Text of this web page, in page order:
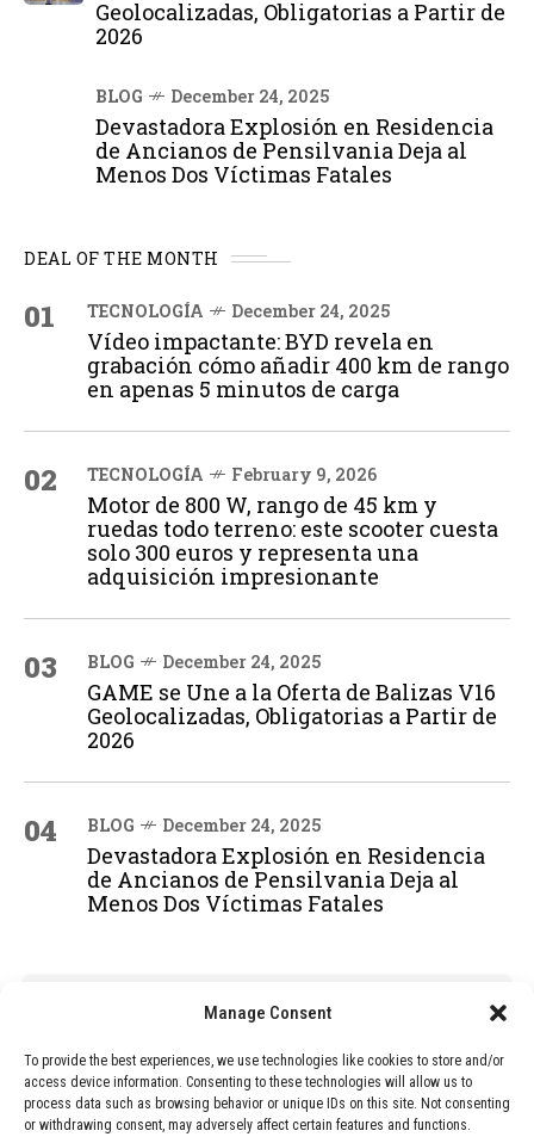
Manage Consent
To provide the best experiences, we use technologies like cookies to store and/or
access device information. Consenting to these technologies will allow us to
process data such as browsing behavior or unique IDs on this site. Not consenting
or withdrawing consent, may adversely affect certain features and functions.
Geolocalizadas, Obligatorias a Partir de
2026
BLOG December 24, 2025
Devastadora Explosión en Residencia
de Ancianos de Pensilvania Deja al
Menos Dos Víctimas Fatales
DEAL OF THE MONTH
01 TECNOLOGÍA December 24, 2025
Vídeo impactante: BYD revela en
grabación cómo añadir 400 km de rango
en apenas 5 minutos de carga
02 TECNOLOGÍA February 9, 2026
Motor de 800 W, rango de 45 km y
ruedas todo terreno: este scooter cuesta
solo 300 euros y representa una
adquisición impresionante
03 BLOG December 24, 2025
GAME se Une a la Oferta de Balizas V16
Geolocalizadas, Obligatorias a Partir de
2026
04 BLOG December 24, 2025
Devastadora Explosión en Residencia
de Ancianos de Pensilvania Deja al
Menos Dos Víctimas Fatales